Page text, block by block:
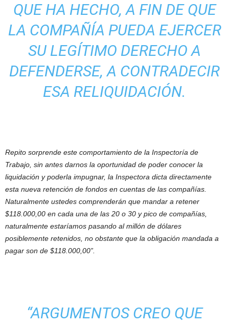
QUE HA HECHO, A FIN DE QUE
LA COMPAÑÍA PUEDA EJERCER
SU LEGÍTIMO DERECHO A
DEFENDERSE, A CONTRADECIR
ESA RELIQUIDACIÓN.
Repito sorprende este comportamiento de la Inspectoría de
Trabajo, sin antes darnos la oportunidad de poder conocer la
liquidación y poderla impugnar, la Inspectora dicta directamente
esta nueva retención de fondos en cuentas de las compañías.
Naturalmente ustedes comprenderán que mandar a retener
$118.000,00 en cada una de las 20 o 30 y pico de compañías,
naturalmente estaríamos pasando al millón de dólares
posiblemente retenidos, no obstante que la obligación mandada a
pagar son de $118.000,00”.
“ARGUMENTOS CREO QUE